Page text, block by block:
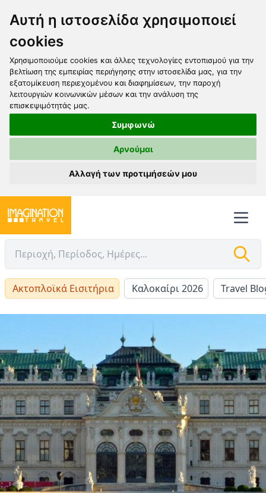
Αυτή η ιστοσελίδα χρησιμοποιεί
cookies
Χρησιμοποιούμε cookies και άλλες τεχνολογίες εντοπισμού για την
βελτίωση της εμπειρίας περιήγησης στην ιστοσελίδα μας, για την
εξατομίκευση περιεχομένου και διαφημίσεων, την παροχή
λειτουργιών κοινωνικών μέσων και την ανάλυση της
επισκεψιμότητάς μας.
Συμφωνώ
Αρνούμαι
Αλλαγή των προτιμήσεών μου
Ακτοπλοϊκά Εισιτήρια Καλοκαίρι 2026 Travel